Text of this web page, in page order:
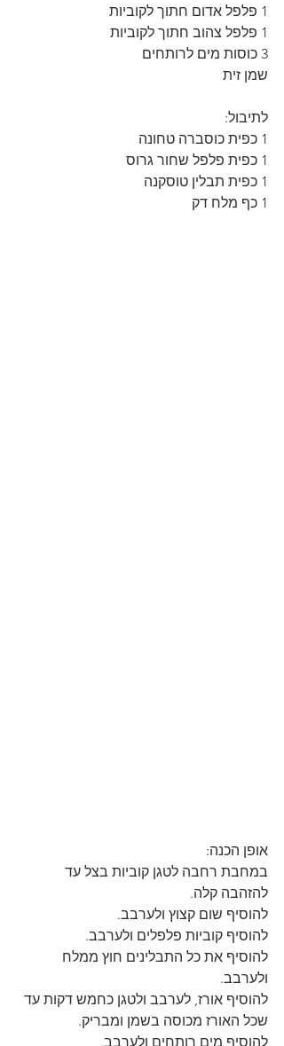
1 פלפל אדום חתוך לקוביות
1 פלפל צהוב חתוך לקוביות
3 כוסות מים לרותחים
שמן זית
לתיבול:
1 כפית כוסברה טחונה
1 כפית פלפל שחור גרוס
1 כפית תבלין טוסקנה
1 כף מלח דק
אופן הכנה:
במחבת רחבה לטגן קוביות בצל עד
להזהבה קלה.
להוסיף שום קצוץ ולערבב.
להוסיף קוביות פלפלים ולערבב.
להוסיף את כל התבלינים חוץ ממלח
ולערבב.
להוסיף אורז, לערבב ולטגן כחמש דקות עד
שכל האורז מכוסה בשמן ומבריק.
להוסיף מים רותחים ולערבב.